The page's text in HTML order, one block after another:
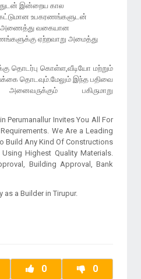
இன்றைய கால
உபகரணங்களுடன்
அணைத்து வகையான
ஏற்றவாறு அமைத்து
தொடர்பு கொள்ள,வீடியோ மற்றும்
தொடவும்.மேலும் இந்த பதிவை
பகிருமாறு
Perumanallur Invites You All For
We Are a Leading
Build Any Kind Of Constructions
Highest Quality Materials.
Building Approval, Bank
as a Builder in Tirupur.
0 0